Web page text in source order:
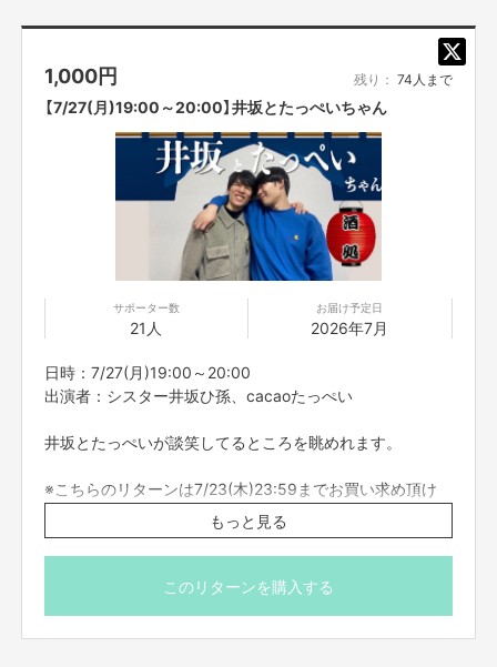
・オンライン会議ツールで参加者全員を同時につなぎ、それぞれリモートで
ご参加いただきます。直接お会いすることはできませんので、ご了承くださ
・コミュニケーションには「Zoom」を使用させていただきます。Zoomを使
用できる環境を整えていただき、電波のいい環境でおつなぎください。
・コンプライアンスの観点から、録画させていただいております。他の目的
での使用は一切致しません。あらかじめご了承ください。
・参加者の配信中の録画撮影、録音、また、SNS等に詳細な配信内容を投稿
・不適切と考えられる言動があった場合、強制的に退出をお願いする場合が
■ご応募に関しての利用規約
・応募者は、自ら及び自らが代表となって応募した参加者全てが、反社会的
会運動等標ぼうゴロ、特殊知能暴力集団及びこれらに準ずる団体、並びにこ
れらの構成員等を指します。以下、同様とします。）に該当せず、また、こ
れら反社会的勢力との間で社会的に非難されるべき関係を有していないこと
・プロジェクト実施前及び実施中に上記に反する事態が発生した場合、いつ
負担しません。
・二次利用の目的や、有料イベントやPR目的での配信イベント・番組など
1,000円 残り： 74人まで
【7/27(月)19:00～20:00】井坂とたっぺいちゃん
サポーター数
21人
お届け予定日
2026年7月
日時：7/27(月)19:00～20:00
出演者：シスター井坂ひ孫、cacaoたっぺい
井坂とたっぺいが談笑してるところを眺めれます。
※こちらのリターンは7/23(木)23:59までお買い求め頂け
ます。
※出演者は変更になる場合がありますので予めご了承くだ
さい。変更になった場合の返金は致しかねます。
※プロジェクト本文の末尾に記載されている【ご支援にあた
もっと見る
このリターンを購入する